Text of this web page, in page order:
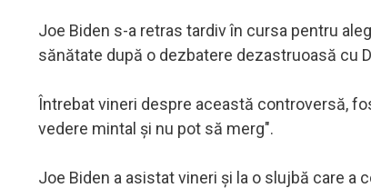
Joe Biden s-a retras tardiv în cursa pentru
sănătate după o dezbatere dezastruoasă cu
Întrebat vineri despre această controversă,
vedere mintal şi nu pot să merg".
Joe Biden a asistat vineri şi la o slujbă care a